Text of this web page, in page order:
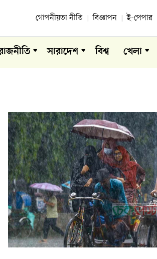
গোপনীয়তা নীতি বিজ্ঞাপন ই-পেপার
সারাদেশ বিশ্ব খেলা